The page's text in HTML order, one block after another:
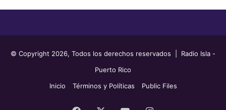
© Copyright 2026, Todos los derechos reservados | Radio Isla -
Puerto Rico
Inicio
Términos y Políticas Public Files